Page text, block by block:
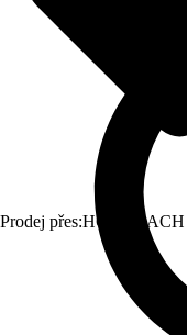
Prodej přes:HORNBACH